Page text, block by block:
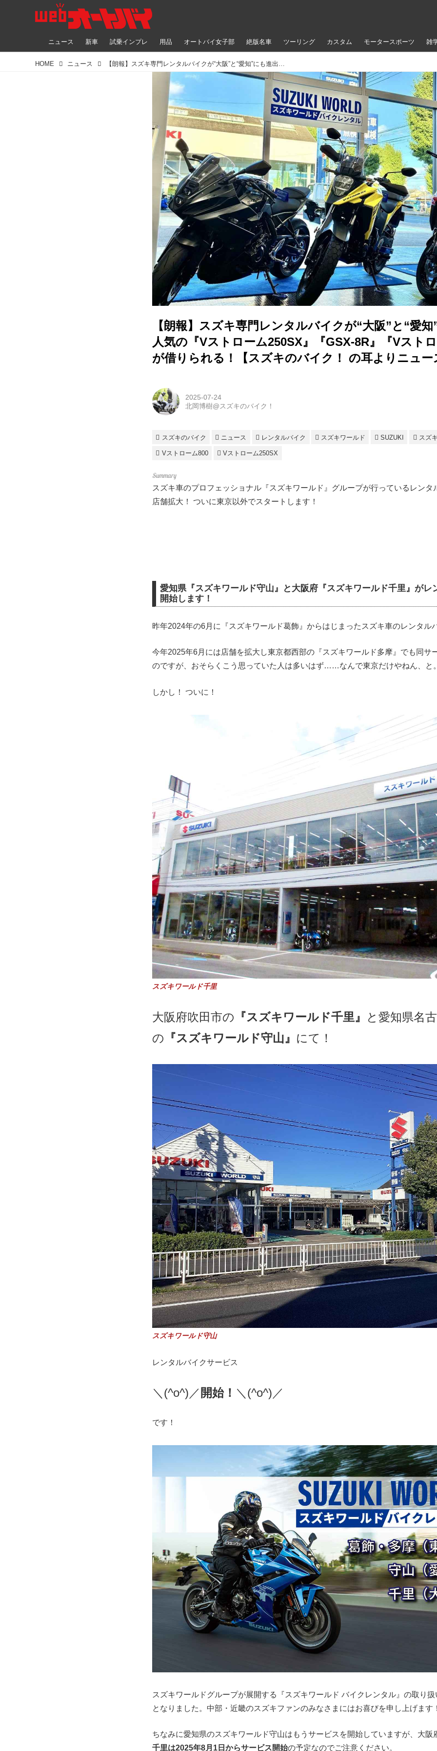
ニュース 新車 試乗インプレ 用品 オートバイ女子部 絶版名車 ツーリング カスタム モータースポーツ 雑
HOME ニュース 【朗報】スズキ専門レンタルバイクが“大阪”と“愛知”にも進出！ 人気の『Vストローム250SX』『GSX-8R』『Vストローム800』が借りられる！【スズキのバイク！ の耳よりニュース】
【朗報】スズキ専門レンタルバイクが“大阪”と“愛
人気の『Vストローム250SX』『GSX-8R』『Vスト
が借りられる！【スズキのバイク！ の耳よりニュー
2025-07-24
北岡博樹@スズキのバイク！
スズキのバイク ニュース レンタルバイク スズキワールド SUZUKI スズ
Vストローム800 Vストローム250SX
スズキ車のプロフェッショナル『スズキワールド』グループが行っているレンタ
店舗拡大！ ついに東京以外でスタートします！
愛知県『スズキワールド守山』と大阪府『スズキワールド千里』がレ
開始します！
昨年2024年の6月に『スズキワールド葛飾』からはじまったスズキ車のレンタル
今年2025年6月には店舗を拡大し東京都西部の『スズキワールド多摩』でも同サ
のですが、おそらくこう思っていた人は多いはず……なんで東京だけやねん、と
しかし！ ついに！
スズキワールド千里
大阪府吹田市の 『スズキワールド千里』
と愛知県名
の 『スズキワールド守山』 にて！
スズキワールド守山
レンタルバイクサービス
＼(^o^)／ 開始！ ＼(^o^)／
です！
スズキワールドグループが展開する『スズキワールド バイクレンタル』の取り
となりました。中部・近畿のスズキファンのみなさまにはお喜びを申し上げます
ちなみに愛知県のスズキワールド守山はもうサービスを開始していますが、大阪
千里は2025年8月1日からサービス開始の予定なのでご注意ください。